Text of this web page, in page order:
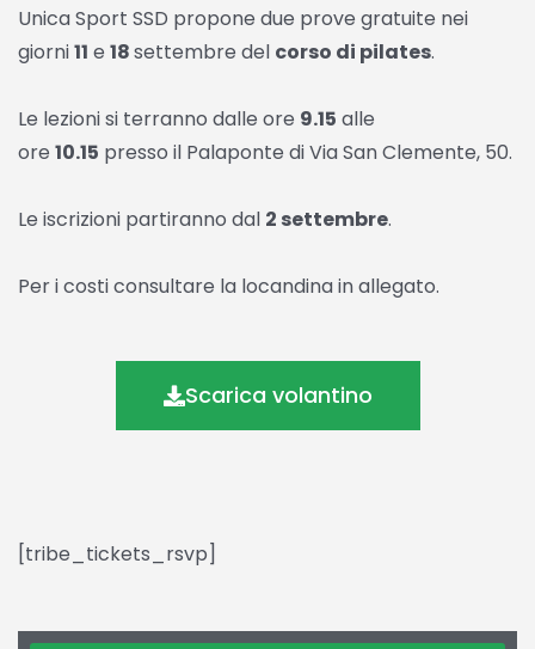
Unica Sport SSD propone due prove gratuite nei
giorni11 e 18settembre del corso di pilates.
Le lezioni si terranno dalle ore 9.15 alle
ore 10.15 presso il Palaponte di Via San Clemente, 50.
Le iscrizioni partiranno dal 2 settembre.
Per i costi consultare la locandina in allegato.
Scarica volantino
[tribe_tickets_rsvp]